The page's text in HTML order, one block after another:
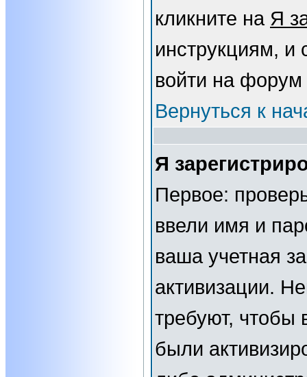
кликните на Я
инструкциям, и
войти на форум
Вернуться к
Я
Первое:
ввели имя и
ваша учетная
активизации.
требуют, чтобы
были